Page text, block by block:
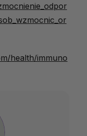
health/immuno